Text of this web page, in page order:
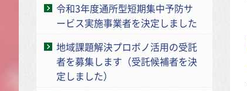
令和3年度通所型短期集中予防サ
ービス実施事業者を決定しました
地域課題解決プロボノ活用の受託
者を募集します（受託候補者を決
定しました）